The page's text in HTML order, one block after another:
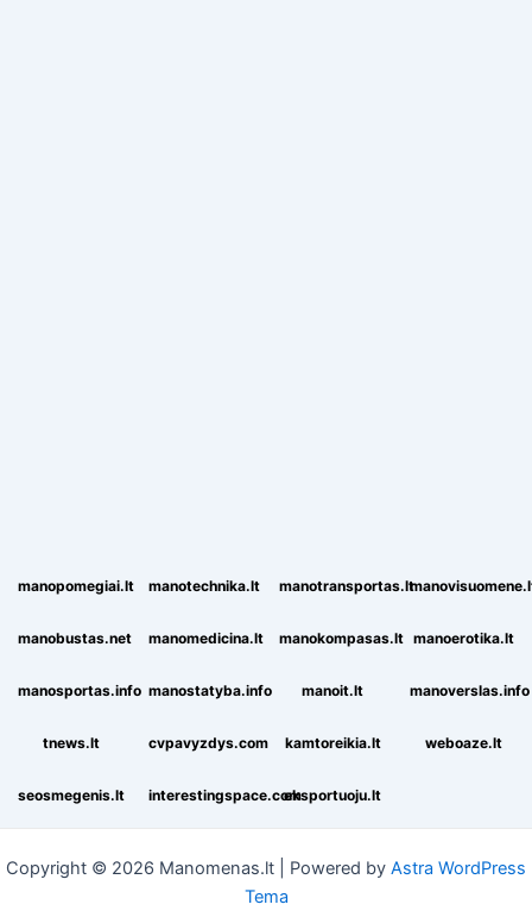
manopomegiai.lt manotechnika.lt manotransportas.lt
manobustas.net manomedicina.lt manokompasas.lt manoerotika.lt
manosportas.info manostatyba.info manoit.lt manoverslas.info
tnews.lt cvpavyzdys.com kamtoreikia.lt weboaze.lt
seosmegenis.lt interestingspace.comeksportuoju.lt
Copyright © 2026 Manomenas.lt | Powered by Astra WordPress
Tema